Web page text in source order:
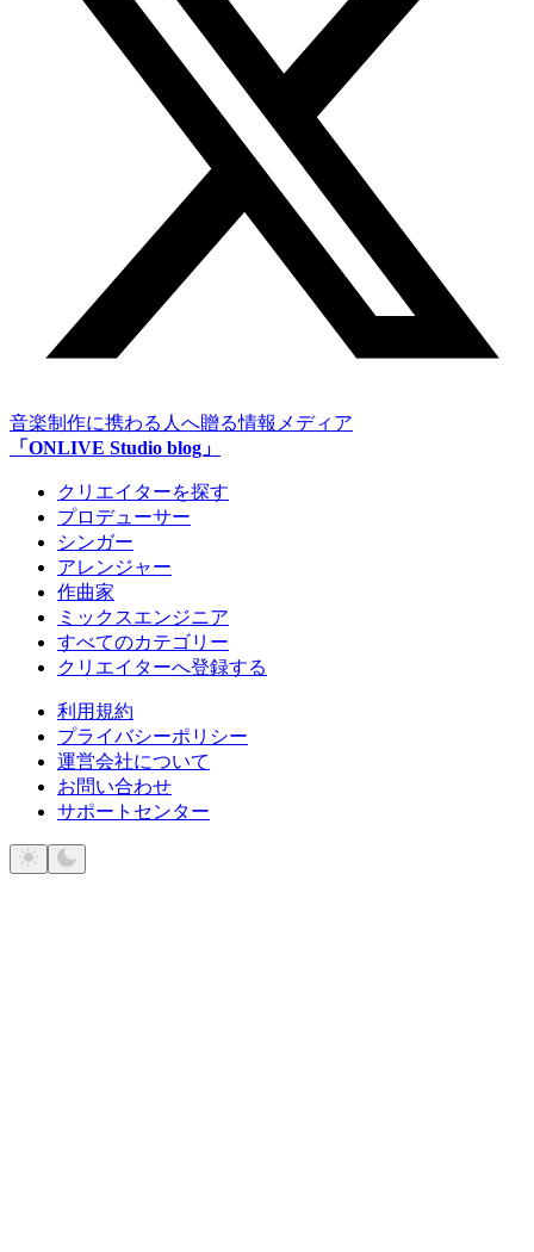
音楽制作に携わる人へ贈る情報メディア
「ONLIVE Studio blog」
クリエイターを探す
プロデューサー
シンガー
アレンジャー
作曲家
ミックスエンジニア
すべてのカテゴリー
クリエイターへ登録する
利用規約
プライバシーポリシー
運営会社について
お問い合わせ
サポートセンター